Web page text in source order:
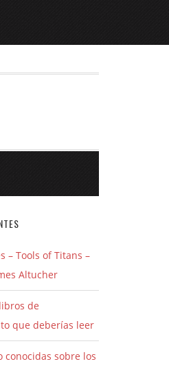
– Tools of Titans –
Altucher
de
que deberías leer
conocidas sobre los